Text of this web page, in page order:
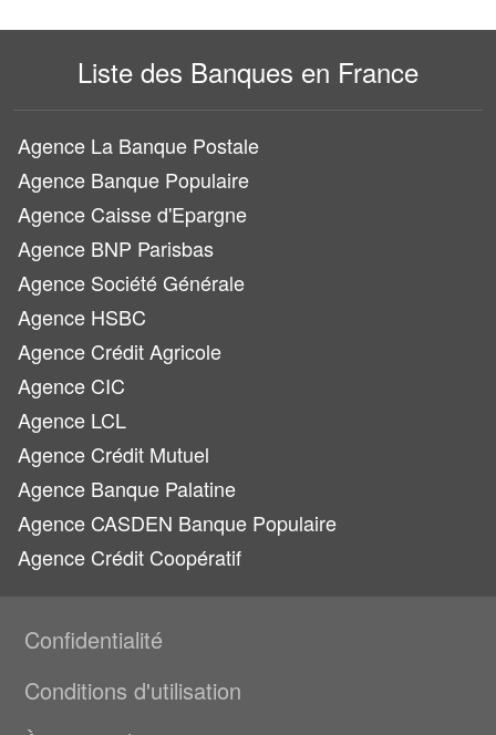
Liste des Banques en France
Agence La Banque Postale
Agence Banque Populaire
Agence Caisse d'Epargne
Agence BNP Parisbas
Agence Société Générale
Agence HSBC
Agence Crédit Agricole
Agence CIC
Agence LCL
Agence Crédit Mutuel
Agence Banque Palatine
Agence CASDEN Banque Populaire
Agence Crédit Coopératif
Confidentialité
Conditions d'utilisation